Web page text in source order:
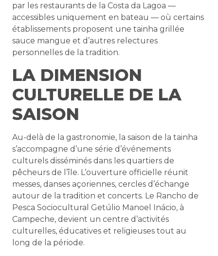
par les restaurants de la Costa da Lagoa —
accessibles uniquement en bateau — où certains
établissements proposent une tainha grillée
sauce mangue et d’autres relectures
personnelles de la tradition.
LA DIMENSION
CULTURELLE DE LA
SAISON
Au-delà de la gastronomie, la saison de la tainha
s’accompagne d’une série d’événements
culturels disséminés dans les quartiers de
pêcheurs de l’île. L’ouverture officielle réunit
messes, danses açoriennes, cercles d’échange
autour de la tradition et concerts. Le Rancho de
Pesca Sociocultural Getúlio Manoel Inácio, à
Campeche, devient un centre d’activités
culturelles, éducatives et religieuses tout au
long de la période.